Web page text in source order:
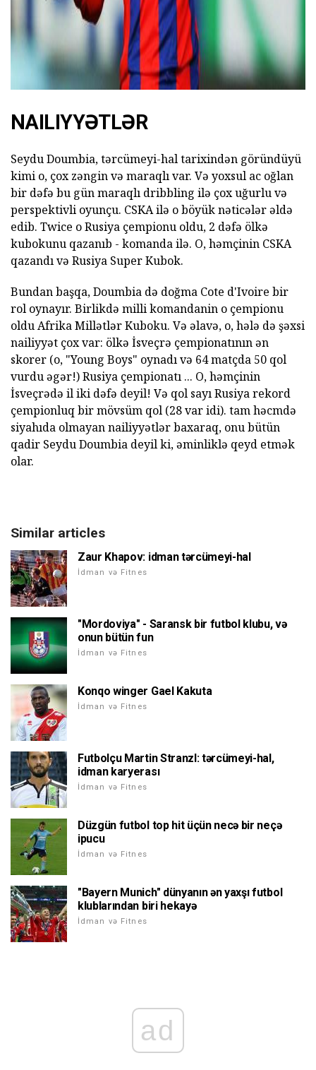
NAILIYYƏTLƏR
Seydu Doumbia, tərcümeyi-hal tarixindən göründüyü
kimi o, çox zəngin və maraqlı var. Və yoxsul ac oğlan
bir dəfə bu gün maraqlı dribbling ilə çox uğurlu və
perspektivli oyunçu. CSKA ilə o böyük nəticələr əldə
edib. Twice o Rusiya çempionu oldu, 2 dəfə ölkə
kubokunu qazanıb - komanda ilə. O, həmçinin CSKA
qazandı və Rusiya Super Kubok.
Bundan başqa, Doumbia də doğma Cote d'Ivoire bir
rol oynayır. Birlikdə milli komandanin o çempionu
oldu Afrika Millətlər Kuboku. Və əlavə, o, hələ də şəxsi
nailiyyət çox var: ölkə İsveçrə çempionatının ən
skorer (o, "Young Boys" oynadı və 64 matçda 50 qol
vurdu əgər!) Rusiya çempionatı ... O, həmçinin
İsveçrədə il iki dəfə deyil! Və qol sayı Rusiya rekord
çempionluq bir mövsüm qol (28 var idi). tam həcmdə
siyahıda olmayan nailiyyətlər baxaraq, onu bütün
qadir Seydu Doumbia deyil ki, əminliklə qeyd etmək
olar.
Similar articles
Zaur Khapov: idman tərcümeyi-hal
İdman və Fitnes
"Mordoviya" - Saransk bir futbol klubu, və
onun bütün fun
İdman və Fitnes
Konqo winger Gael Kakuta
İdman və Fitnes
Futbolçu Martin Stranzl: tərcümeyi-hal,
idman karyerası
İdman və Fitnes
Düzgün futbol top hit üçün necə bir neçə
ipucu
İdman və Fitnes
"Bayern Munich" dünyanın ən yaxşı futbol
klublarından biri hekayə
İdman və Fitnes
ad